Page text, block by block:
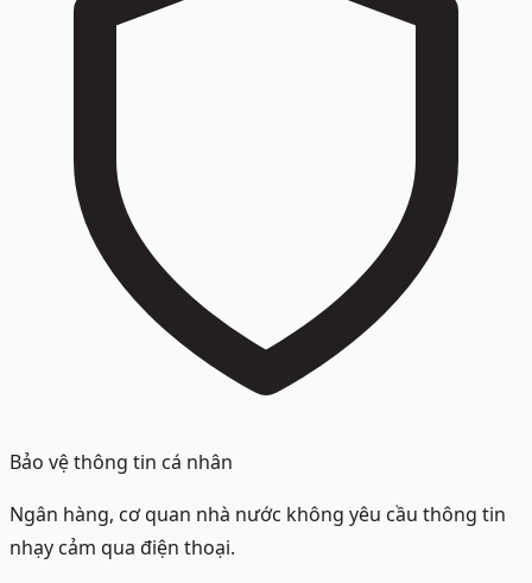
Bảo vệ thông tin cá nhân
Ngân hàng, cơ quan nhà nước không yêu cầu thông tin
nhạy cảm qua điện thoại.